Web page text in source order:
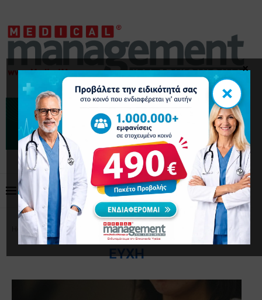
Home Tags Posts tagged with "ευχή"
ΕΥΧΉ
×
×